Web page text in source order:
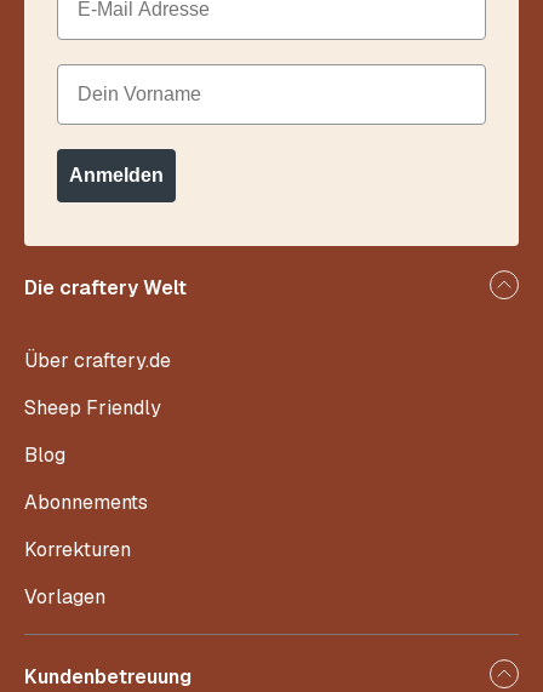
Die craftery Welt
Über craftery.de
Sheep Friendly
Blog
Abonnements
Korrekturen
Vorlagen
Kundenbetreuung
Dein Vorname
Anmelden